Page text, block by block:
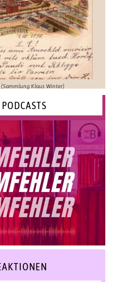
Klaus Winter)